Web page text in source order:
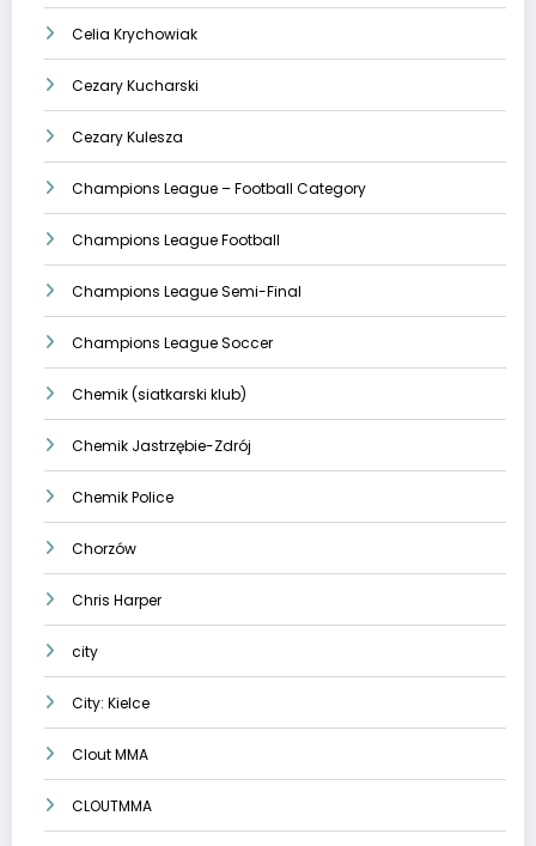
Celia Krychowiak
Cezary Kucharski
Cezary Kulesza
Champions League – Football Category
Champions League Football
Champions League Semi-Final
Champions League Soccer
Chemik (siatkarski klub)
Chemik Jastrzębie-Zdrój
Chemik Police
Chorzów
Chris Harper
city
City: Kielce
Clout MMA
CLOUTMMA